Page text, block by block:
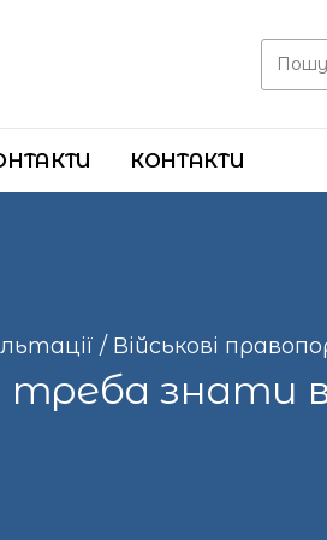
КОНТАКТИ
знати
/ Військові